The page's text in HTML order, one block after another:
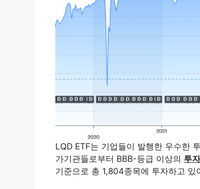
LQD ETF는 기업들이 발행한 우수한
가기관들로부터 BBB-등급 이상의 투
기준으로 총 1,804종목에 투자하고